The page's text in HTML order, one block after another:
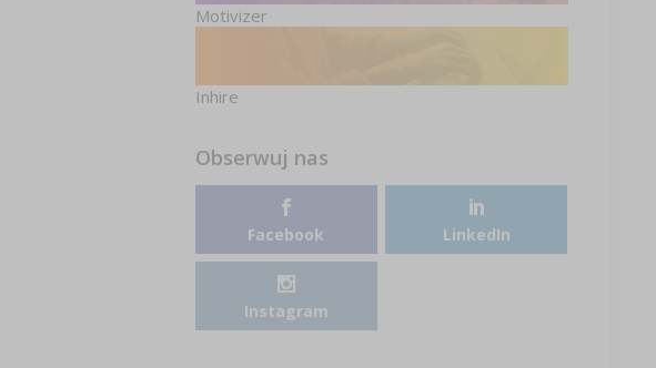
Motivizer
Inhire
Obserwuj nas
Facebook LinkedIn
Instagram